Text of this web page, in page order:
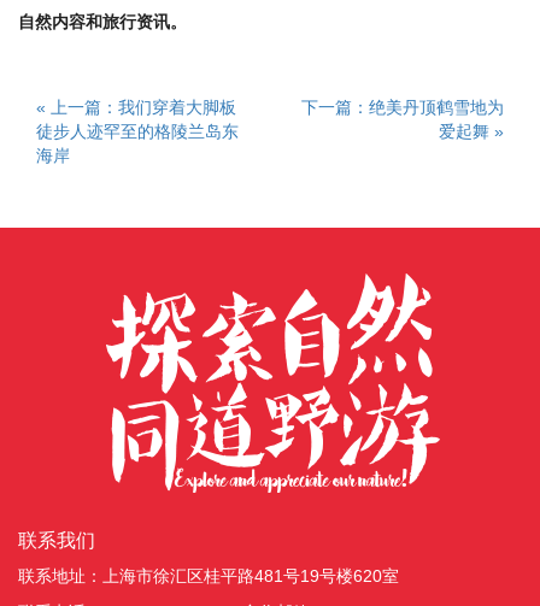
自然内容和旅行资讯。
« 上一篇：我们穿着大脚板
徒步人迹罕至的格陵兰岛东
海岸
下一篇：绝美丹顶鹤雪地为
爱起舞 »
联系我们
联系地址：上海市徐汇区桂平路481号19号楼620室